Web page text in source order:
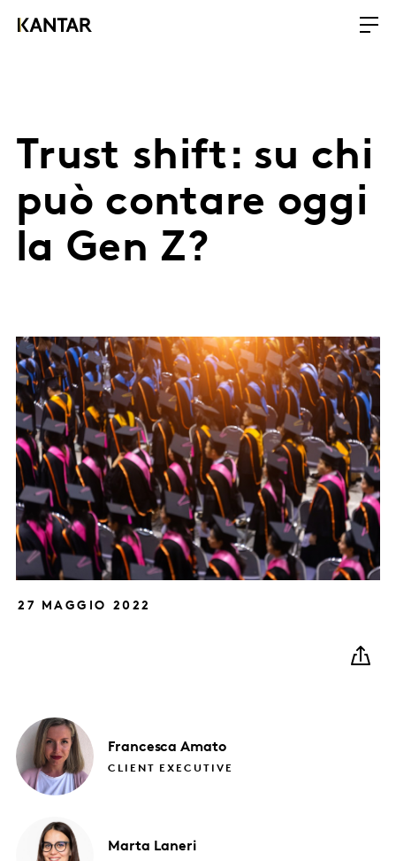
Trust shift: su chi
può contare oggi
la Gen Z?
27 MAGGIO 2022
Francesca Amato
CLIENT EXECUTIVE
Marta Laneri